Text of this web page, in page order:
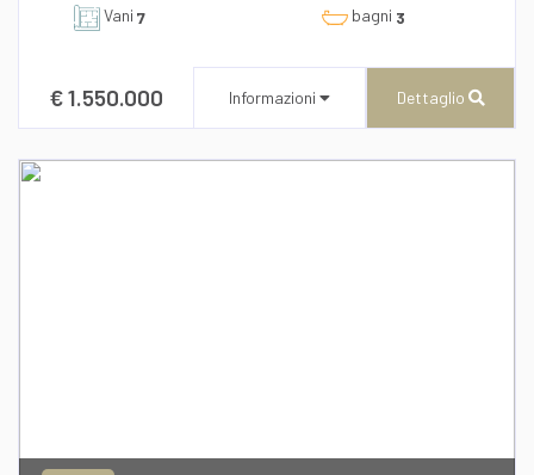
Vani 7 bagni 3
€ 1.550.000 Informazioni Dettaglio